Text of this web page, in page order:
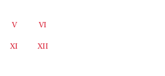
V VI
XI XII